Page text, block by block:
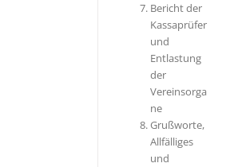
Bericht der
Kassaprüfer
und
Entlastung
der
Vereinsorga
ne
Grußworte,
Allfälliges
und